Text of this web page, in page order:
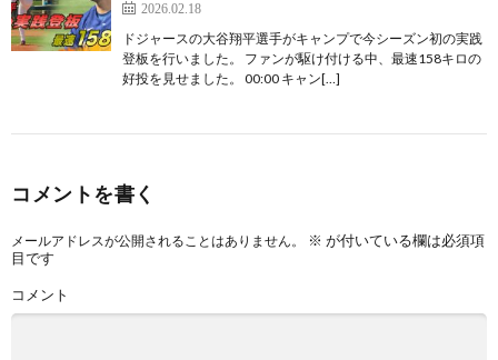
2026.02.18
ドジャースの大谷翔平選手がキャンプで今シーズン初の実践
登板を行いました。 ファンが駆け付ける中、最速158キロの
好投を見せました。 00:00 キャン[…]
コメントを書く
メールアドレスが公開されることはありません。 ※ が付いている欄は必須項
目です
コメント